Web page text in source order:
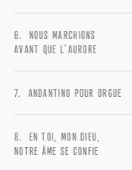
NOUS MARCHIONS
AVANT QUE L’AURORE
ANDANTINO POUR ORGUE
EN TOI, MON DIEU,
NOTRE ÂME SE CONFIE